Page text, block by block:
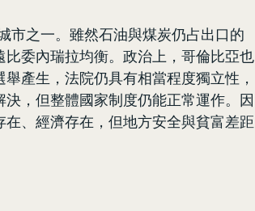
市之一。雖然石油與煤炭仍占出口的
委內瑞拉均衡。政治上，哥倫比亞也
產生，法院仍具有相當程度獨立性，
，但整體國家制度仍能正常運作。因
、經濟存在，但地方安全與貧富差距